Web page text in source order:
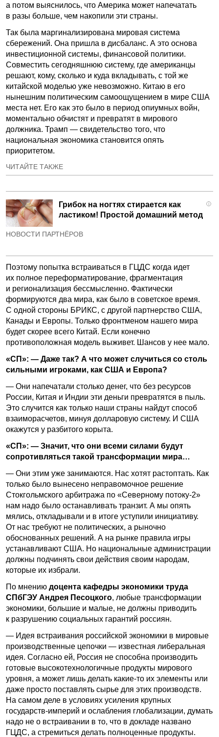
а потом выяснилось, что Америка может напечатать
в разы больше, чем накопили эти страны.
Так была маргинализирована мировая система
сбережений. Она пришла в дисбаланс. А это основа
инвестиционной системы, финансовой политики.
Совместить сегодняшнюю систему, где американцы
решают, кому, сколько и куда вкладывать, с той же
китайской моделью уже невозможно. Китаю в его
нынешним политическим самоощущением в мире США
места нет. Его как это было в период опиумных войн,
моментально обчистят и превратят в мирового
должника. Трамп — свидетельство того, что
национальная экономика становится опять
приоритетом.
ЧИТАЙТЕ ТАКЖЕ
i
Грибок на ногтях стирается как
ластиком! Простой домашний метод
НОВОСТИ ПАРТНЁРОВ
Поэтому попытка встраиваться в ГЦДС когда идет
их полное переформатирование, фрагментация
и регионализация бессмысленно. Фактически
формируются два мира, как было в советское время.
С одной стороны БРИКС, с другой партнерство США,
Канады и Европы. Только фронтменом нашего мира
будет скорее всего Китай. Если конечно
противоположная модель выживет. Шансов у нее мало.
«СП»: — Даже так? А что может случиться со столь
сильными игроками, как США и Европа?
— Они напечатали столько денег, что без ресурсов
России, Китая и Индии эти деньги превратятся в пыль.
Это случится как только наши страны найдут способ
взаиморасчетов, минуя долларовую систему. И США
окажутся у разбитого корыта.
«СП»: — Значит, что они всеми силами будут
сопротивляться такой трансформации мира…
— Они этим уже занимаются. Нас хотят растоптать. Как
только было вынесено неправомочное решение
Стокгольмского арбитража по «Северному потоку-2»
нам надо было останавливать транзит. А мы опять
мялись, откладывали и в итоге уступили инициативу.
От нас требуют не политических, а рыночно
обоснованных решений. А на рынке правила игры
устанавливают США. Но национальные администрации
должны подчинять свои действия своим народам,
которые их избрали.
По мнению доцента кафедры экономики труда
СПбГЭУ Андрея Песоцкого, любые трансформации
экономики, большие и малые, не должны приводить
к разрушению социальных гарантий россиян.
— Идея встраивания российской экономики в мировые
производственные цепочки — известная либеральная
идея. Согласно ей, Россия не способна производить
готовые высокотехнологичные продукты мирового
уровня, а может лишь делать какие-то их элементы или
даже просто поставлять сырье для этих производств.
На самом деле в условиях усиления крупных
государств-империй и ослабления глобализации, думать
надо не о встраивании в то, что в докладе названо
ГЦДС, а стремиться делать полноценные продукты.